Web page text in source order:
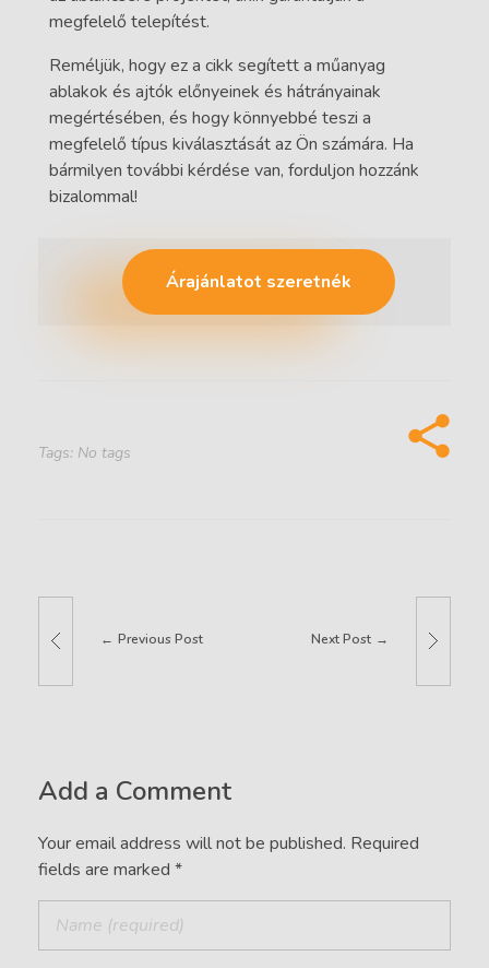
megfelelő telepítést.
Reméljük, hogy ez a cikk segített a műanyag
ablakok és ajtók előnyeinek és hátrányainak
megértésében, és hogy könnyebbé teszi a
megfelelő típus kiválasztását az Ön számára. Ha
bármilyen további kérdése van, forduljon hozzánk
bizalommal!
Árajánlatot szeretnék
Tags: No tags
Previous Post Next Post
Add a Comment
Your email address will not be published. Required
fields are marked *